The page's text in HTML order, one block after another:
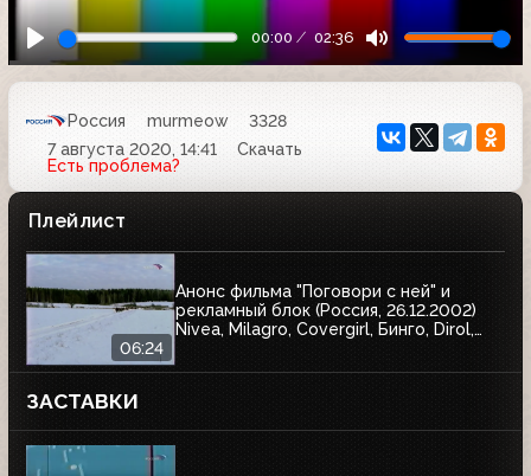
00:00 02:36
Россия murmeow
3328
7 августа 2020, 14:41
Скачать
Есть проблема?
Плейлист
06:24
Анонс фильма "Поговори с ней" и
рекламный блок (Россия, 26.12.2002)
Nivea, Milagro, Covergirl, Бинго, Dirol,
ЗАСТАВКИ